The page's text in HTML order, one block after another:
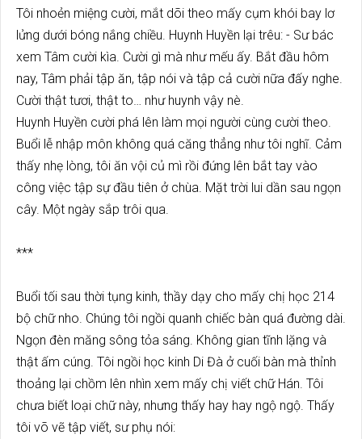
Tôi nhoẻn miệng cười, mắt dõi theo mấy cụm khói bay lơ
lửng dưới bóng nắng chiều. Huynh Huyền lại trêu: - Sư bác
xem Tâm cười kìa. Cười gì mà như mếu ấy. Bắt đầu hôm
nay, Tâm phải tập ăn, tập nói và tập cả cười nữa đấy nghe.
Cười thật tươi, thật to… như huynh vậy nè.
Huynh Huyền cười phá lên làm mọi người cùng cười theo.
Buổi lễ nhập môn không quá căng thẳng như tôi nghĩ. Cảm
thấy nhẹ lòng, tôi ăn vội củ mì rồi đứng lên bắt tay vào
công việc tập sự đầu tiên ở chùa. Mặt trời lui dần sau ngọn
cây. Một ngày sắp trôi qua.
***
Buổi tối sau thời tụng kinh, thầy dạy cho mấy chị học 214
bộ chữ nho. Chúng tôi ngồi quanh chiếc bàn quá đường dài.
Ngọn đèn măng sông tỏa sáng. Không gian tĩnh lặng và
thật ấm cúng. Tôi ngồi học kinh Di Đà ở cuối bàn mà thỉnh
thoảng lại chồm lên nhìn xem mấy chị viết chữ Hán. Tôi
chưa biết loại chữ này, nhưng thấy hay hay ngộ ngộ. Thấy
tôi võ vẽ tập viết, sư phụ nói: